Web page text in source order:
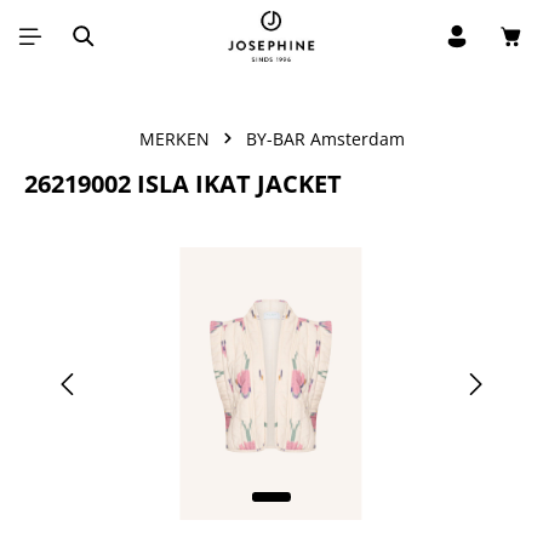
Ga naar de hoofdinhoud
MERKEN BY-BAR Amsterdam
26219002 ISLA IKAT JACKET